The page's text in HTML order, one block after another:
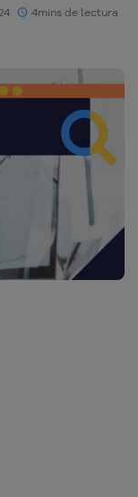
4mins de lectura